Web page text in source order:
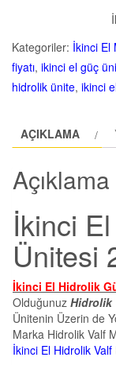
Kategoriler: İkinci El
fiyatı, ikinci el güç
hidrolik ünite, ikinci
AÇIKLAMA
Açıklama
İkinci
Ünitesi
İkinci El Hidrolik
Olduğunuz Hidrolik
Ünitenin Üzerin de
Marka Hidrolik Valf
İkinci El Hidrolik Valf